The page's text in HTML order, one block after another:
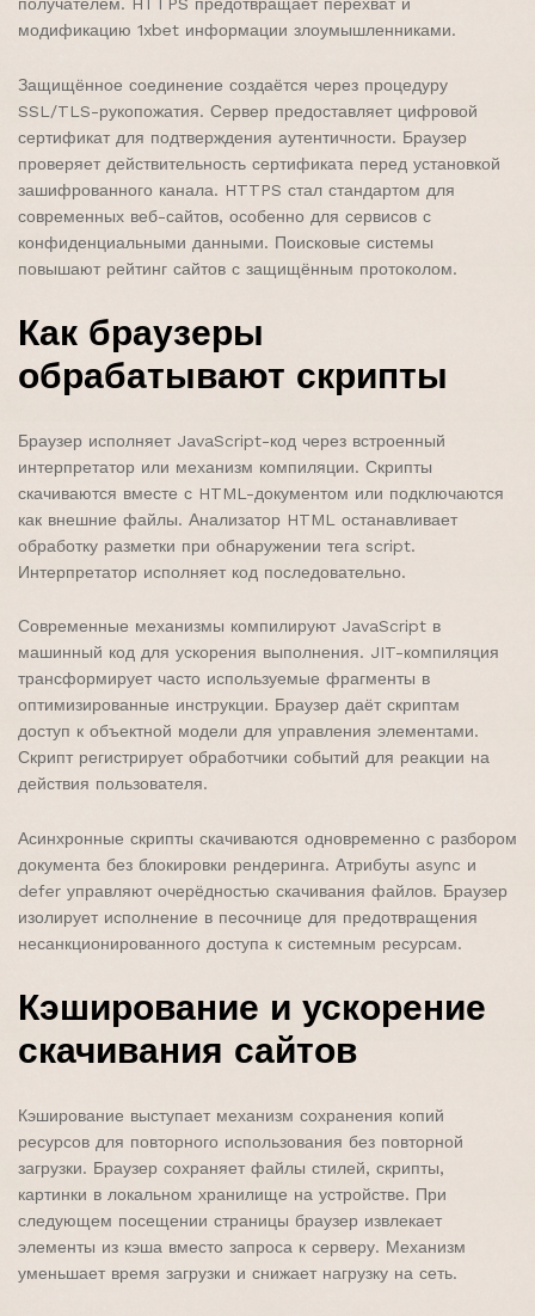
модификацию 1xbet информации злоумышленниками.
Защищённое соединение создаётся через процедуру
SSL/TLS-рукопожатия. Сервер предоставляет цифровой
сертификат для подтверждения аутентичности. Браузер
проверяет действительность сертификата перед установкой
зашифрованного канала. HTTPS стал стандартом для
современных веб-сайтов, особенно для сервисов с
конфиденциальными данными. Поисковые системы
повышают рейтинг сайтов с защищённым протоколом.
Как браузеры
обрабатывают скрипты
Браузер исполняет JavaScript-код через встроенный
интерпретатор или механизм компиляции. Скрипты
скачиваются вместе с HTML-документом или подключаются
как внешние файлы. Анализатор HTML останавливает
обработку разметки при обнаружении тега script.
Интерпретатор исполняет код последовательно.
Современные механизмы компилируют JavaScript в
машинный код для ускорения выполнения. JIT-компиляция
трансформирует часто используемые фрагменты в
оптимизированные инструкции. Браузер даёт скриптам
доступ к объектной модели для управления элементами.
Скрипт регистрирует обработчики событий для реакции на
действия пользователя.
Асинхронные скрипты скачиваются одновременно с разбором
документа без блокировки рендеринга. Атрибуты async и
defer управляют очерёдностью скачивания файлов. Браузер
изолирует исполнение в песочнице для предотвращения
несанкционированного доступа к системным ресурсам.
Кэширование и ускорение
скачивания сайтов
Кэширование выступает механизм сохранения копий
ресурсов для повторного использования без повторной
загрузки. Браузер сохраняет файлы стилей, скрипты,
картинки в локальном хранилище на устройстве. При
следующем посещении страницы браузер извлекает
элементы из кэша вместо запроса к серверу. Механизм
уменьшает время загрузки и снижает нагрузку на сеть.